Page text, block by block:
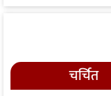
चर्चित